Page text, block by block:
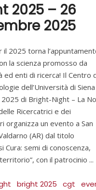
2025 – 26
2025
il 2025 torna
la scienza promosso da
ed enti di ricerca! Il Centro
dell’Università di
2025 di Bright-Night – La
Ricercatrici e dei
organizza un evento a San
(AR) dal titolo
Cura: semi di conoscenza,
con il patrocinio
bright 2025 cgt